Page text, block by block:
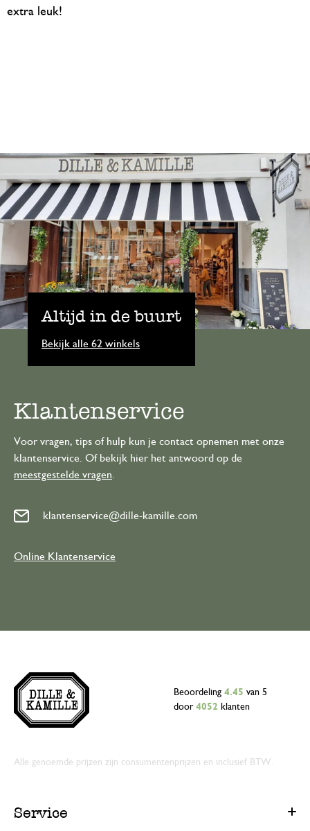
extra leuk!
Altijd in de buurt
Bekijk alle 62 winkels
Klantenservice
Voor vragen, tips of hulp kun je contact opnemen met onze
klantenservice. Of bekijk hier het antwoord op de
meestgestelde vragen
klantenservice@dille-kamille.com
Online Klantenservice
Beoordeling 4.45 van 5
door 4052 klanten
Alle genoemde prijzen zijn consumentenprijzen en inclusief BTW.
Service